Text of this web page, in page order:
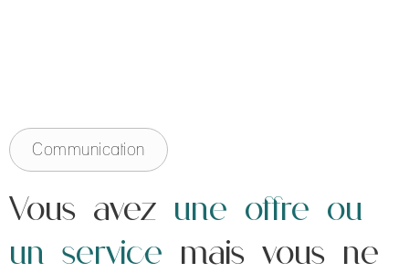
Communication
Vous avez une offre ou
un service mais vous ne